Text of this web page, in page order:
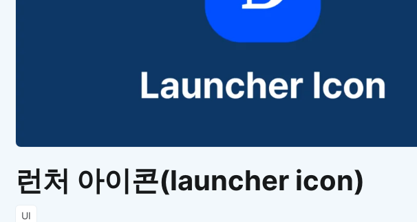
컬러 팔레트를 시각적으로 미리 보고 조합감을 확인해보세요.
그라데이션 생성기
원하는 색상 조합으로 부드러운 그라데이션을 만들어보세요.
감각적인 추상 그라디언트 배경을 손쉽게 만들어보세요.
ASCII 아트
런처 아이콘(launcher icon)
UI